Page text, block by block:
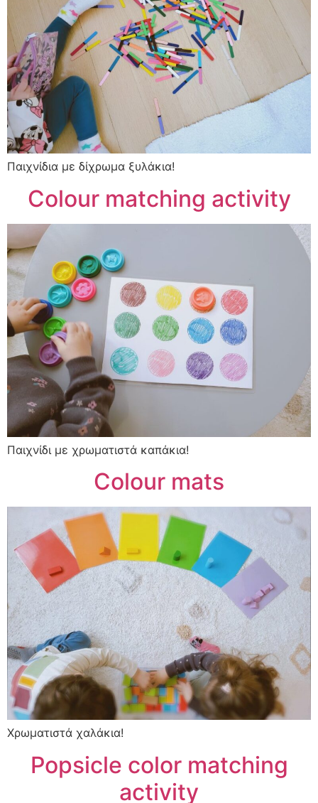
Παιχνίδια με δίχρωμα ξυλάκια!
Colour matching activity
Παιχνίδι με χρωματιστά καπάκια!
Colour mats
Χρωματιστά χαλάκια!
Popsicle color matching
activity